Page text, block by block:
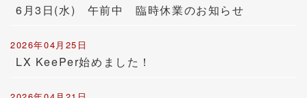
6月3日(水) 午前中 臨時休業のお知らせ
2026年04月25日
LX KeePer始めました！